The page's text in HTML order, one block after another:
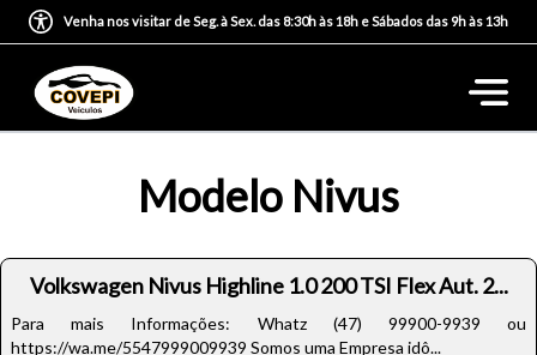
Venha nos visitar de Seg. à Sex. das 8:30h às 18h e Sábados das 9h às 13h
Modelo Nivus
Volkswagen Nivus Highline 1.0 200 TSI Flex Aut. 2...
Para mais Informações: Whatz (47) 99900-9939 ou
https://wa.me/5547999009939 Somos uma Empresa idô...